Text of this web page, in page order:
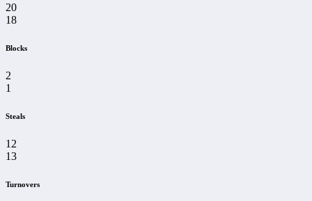
20
18
Blocks
2
1
Steals
12
13
Turnovers